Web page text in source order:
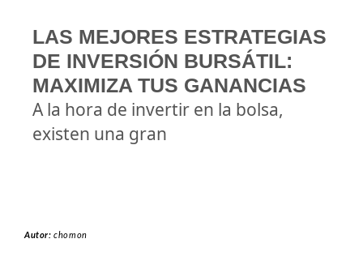
LAS MEJORES ESTRATEGIAS
DE INVERSIÓN BURSÁTIL:
MAXIMIZA TUS GANANCIAS
A la hora de invertir en la bolsa,
existen una gran
Autor:chomon